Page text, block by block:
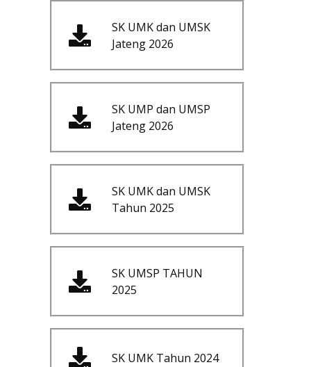
SK UMK dan UMSK
Jateng 2026
SK UMP dan UMSP
Jateng 2026
SK UMK dan UMSK
Tahun 2025
SK UMSP TAHUN
2025
SK UMK Tahun 2024